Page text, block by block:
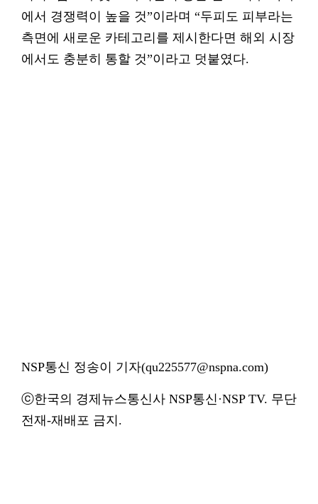
에서 경쟁력이 높을 것”이라며 “두피도 피부라는
측면에 새로운 카테고리를 제시한다면 해외 시장
에서도 충분히 통할 것”이라고 덧붙였다.
NSP통신 정송이 기자(qu225577@nspna.com)
ⓒ한국의 경제뉴스통신사 NSP통신·NSP TV. 무단
전재-재배포 금지.